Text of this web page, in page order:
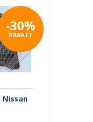
-30%
RABATT